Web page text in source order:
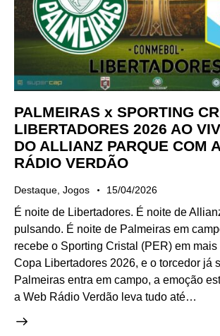
PALMEIRAS x SPORTING
LIBERTADORES 2026 AO
DO ALLIANZ PARQUE COM
RÁDIO VERDÃO
Destaque Jogos 15/04/2026
É noite de Libertadores. É noite de
pulsando. É noite de Palmeiras em
recebe o Sporting Cristal (PER) em
Copa Libertadores 2026, e o torcedor já
Palmeiras entra em campo, a emoção
a Web Rádio Verdão leva tudo até…